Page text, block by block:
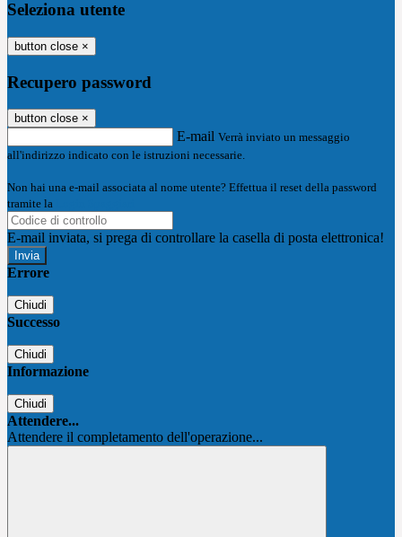
Seleziona utente
button close ×
Recupero password
button close ×
E-mail Verrà inviato un messaggio
all'indirizzo indicato con le istruzioni necessarie.
Non hai una e-mail associata al nome utente? Effettua il reset della password
tramite la
E-mail inviata, si prega di controllare la casella di posta elettronica!
Errore
Chiudi
Successo
Chiudi
Informazione
Chiudi
Attendere...
Attendere il completamento dell'operazione...